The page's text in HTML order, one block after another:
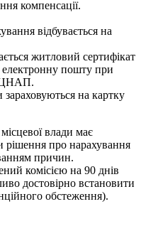
компенсації.
відбувається на
житловий сертифікат
електронну пошту при
ЦНАП.
на картку
влади має
рішення про нарахування
причин.
комісією на 90 днів
достовірно встановити
обстеження).